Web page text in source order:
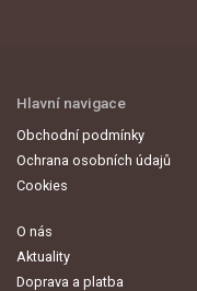
Hlavní navigace
Obchodní podmínky
Ochrana osobních údajů
Cookies
O nás
Aktuality
Doprava a platba